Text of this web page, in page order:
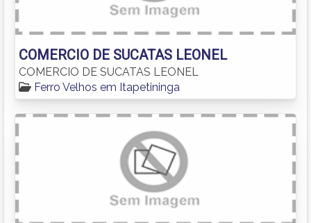
COMERCIO DE SUCATAS LEONEL
COMERCIO DE SUCATAS LEONEL
Ferro Velhos em Itapetininga